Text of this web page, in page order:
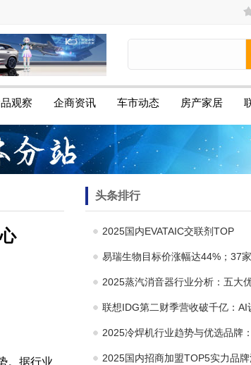
观察 企商资讯 车市动态 房产家居
。据行业
头条排行
2025国内EVATAIC交联剂TOP
易瑞生物目标价涨幅达44%；37
2025蒸汽消音器行业分析：五大
联想IDG第二财季营收破千亿：AI
2025冷焊机行业趋势与优选品牌
2025国内招商加盟TOP5实力品牌